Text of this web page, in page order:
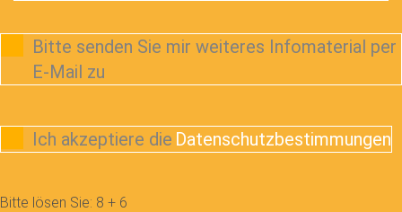
Bitte senden Sie mir weiteres Infomaterial per
E-Mail zu
Ich akzeptiere die Datenschutzbestimmungen
Bitte lösen Sie: 8 + 6